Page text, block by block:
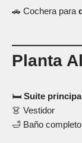
🚗 Cochera para
Planta
🛏 Suite
👗 Vestidor
🛁 Baño